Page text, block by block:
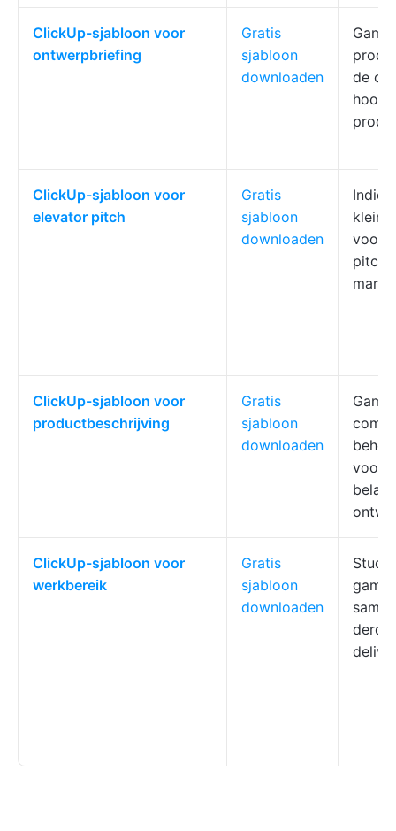
ClickUp-sjabloon voor
ontwerpbriefing
Gratis
sjabloon
downloaden
de
hoog
ClickUp-sjabloon voor
elevator pitch
Gratis
sjabloon
downloaden
Indie-
ClickUp-sjabloon voor
productbeschrijving
Gratis
sjabloon
downloaden
ClickUp-sjabloon voor
werkbereik
Gratis
sjabloon
downloaden